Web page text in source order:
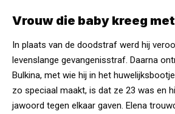
Vrouw die baby kreeg
In plaats van de doodstraf werd hij
levenslange gevangenisstraf. Daarna
Bulkina, met wie hij in het
zo speciaal maakt, is dat ze 23 was en
jawoord tegen elkaar gaven. Elena